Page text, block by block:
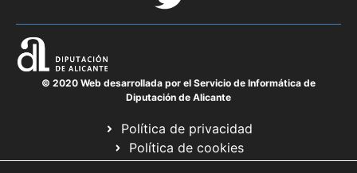
© 2020 Web desarrollada por el Servicio de Informática de
Diputación de Alicante
Política de privacidad
Política de cookies